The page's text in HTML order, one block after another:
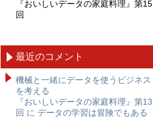
『おいしいデータの家庭料理』第15
回
最近のコメント
機械と一緒にデータを使うビジネス
を考える
『おいしいデータの家庭料理』第13
回 に データの学習は冒険でもある